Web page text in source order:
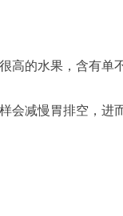
高的水果，含有单
会减慢胃排空，进